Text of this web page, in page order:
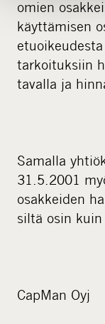
omien
käyttämisen
tarkoituksiin
tavalla ja
Samalla
31.5.2001
osakkeiden
siltä osin
CapMan Oyj